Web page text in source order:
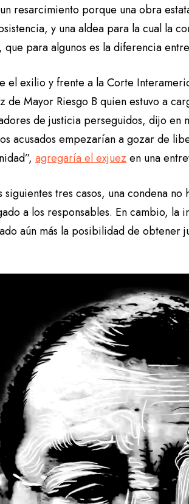
resarcimiento porque una obra
y una aldea para la cual la
que para algunos es la diferencia
el exilio y frente a la Corte
de Mayor Riesgo B quien estuvo a
de justicia perseguidos, dijo en
acusados empezarían a gozar de
agregaría el exjuez en una
siguientes tres casos, una condena
a los responsables. En cambio, la
aún más la posibilidad de obtener